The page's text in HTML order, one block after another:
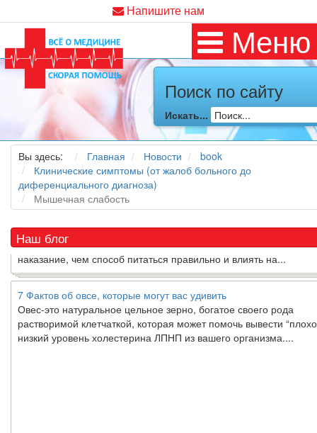
Напишите нам
Меню
Поиск по сайту
Искать...
Вы здесь: Главная Новости
book
Клинические симптомы (от жалоб больного до
диференциального диагноза)
Мышечная слабость
Наш блог
Как я заболел во время локдауна?
Это странная ситуация: вы соблюдали все меры
COVID-19 (вы почти все время дома), но, тем не менее, вы
то образом простудились. Вы можете задаться...
5 причин обратить внимание на средиземноморскую диету
нашужизньи быстро исчезают из нее. Многие из них это
наказание, чем способ питаться правильно и влиять на...
7 Фактов об овсе, которые могут вас удивить
Овес-это натуральное цельное зерно, богатое своего рода
растворимой клетчаткой, которая может помочь вывести
низкий уровень холестерина ЛПНП из вашего организма....